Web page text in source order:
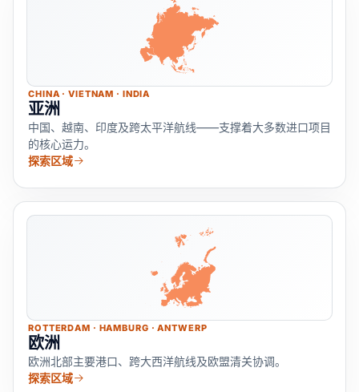
CHINA · VIETNAM · INDIA
亚洲
中国、越南、印度及跨太平洋航线——支撑着大多数进口项目
的核心运力。
探索区域
ROTTERDAM · HAMBURG · ANTWERP
欧洲
欧洲北部主要港口、跨大西洋航线及欧盟清关协调。
探索区域